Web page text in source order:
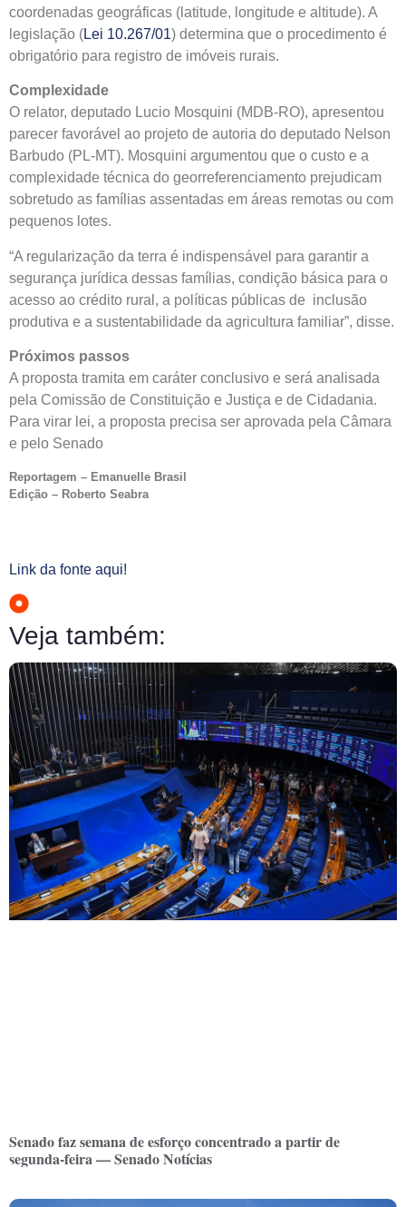
coordenadas geográficas (latitude, longitude e altitude). A
legislação (Lei 10.267/01) determina que o procedimento é
obrigatório para registro de imóveis rurais.
Complexidade
O relator, deputado Lucio Mosquini (MDB-RO), apresentou
parecer favorável ao projeto de autoria do deputado Nelson
Barbudo (PL-MT). Mosquini argumentou que o custo e a
complexidade técnica do georreferenciamento prejudicam
sobretudo as famílias assentadas em áreas remotas ou com
pequenos lotes.
“A regularização da terra é indispensável para garantir a
segurança jurídica dessas famílias, condição básica para o
acesso ao crédito rural, a políticas públicas de inclusão
produtiva e a sustentabilidade da agricultura familiar”, disse.
Próximos passos
A proposta tramita em caráter conclusivo e será analisada
pela Comissão de Constituição e Justiça e de Cidadania.
Para virar lei, a proposta precisa ser aprovada pela Câmara
e pelo Senado
Reportagem – Emanuelle Brasil
Edição – Roberto Seabra
Link da fonte aqui!
Veja também:
Senado faz semana de esforço concentrado a partir de
segunda-feira — Senado Notícias